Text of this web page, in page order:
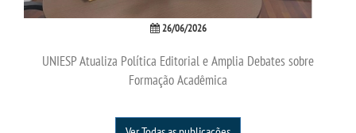
26/06/2026
UNIESP Atualiza Política Editorial e Amplia Debates sobre
Formação Acadêmica